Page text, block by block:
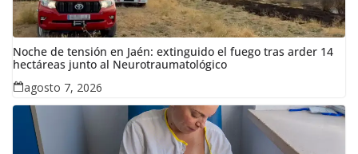
Noche de tensión en Jaén: extinguido el fuego tras arder 14
hectáreas junto al Neurotraumatológico
agosto 7, 2026